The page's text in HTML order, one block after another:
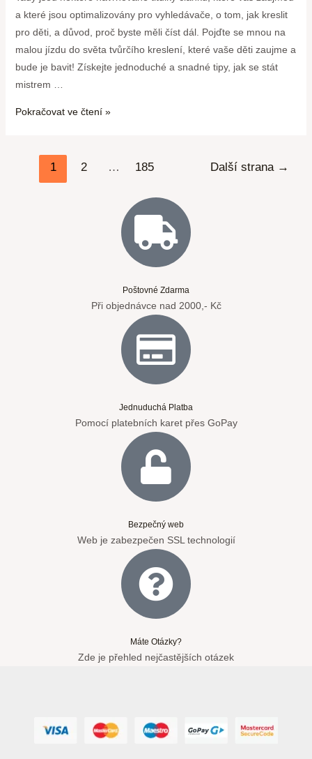
a které jsou optimalizovány pro vyhledávače, o tom, jak kreslit
pro děti, a důvod, proč byste měli číst dál. Pojďte se mnou na
malou jízdu do světa tvůrčího kreslení, které vaše děti zaujme a
bude je bavit! Získejte jednoduché a snadné tipy, jak se stát
mistrem …
Pokračovat ve čtení »
1 2 … 185 Další strana →
Poštovné Zdarma
Při objednávce nad 2000,- Kč
Jednuduchá Platba
Pomocí platebních karet přes GoPay
Bezpečný web
Web je zabezpečen SSL technologií
Máte Otázky?
Zde je přehled nejčastějších otázek